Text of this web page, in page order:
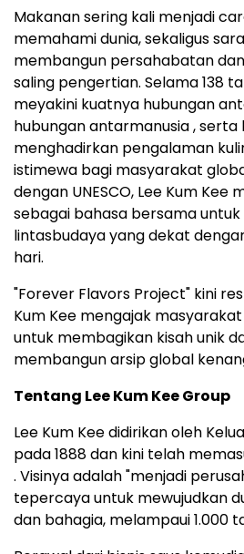
Makanan sering kali menjadi
memahami dunia, sekaligus
membangun persahabatan
saling pengertian. Selama 138
meyakini kuatnya hubungan
hubungan antarmanusia ,
menghadirkan pengalaman
istimewa bagi masyarakat
dengan UNESCO, Lee Kum Kee
sebagai bahasa bersama
lintasbudaya yang dekat
hari.
"Forever Flavors Project" kini
Kum Kee mengajak
untuk membagikan kisah unik
membangun arsip global
Tentang Lee Kum Kee Group
Lee Kum Kee didirikan oleh
pada 1888 dan kini telah
. Visinya adalah "menjadi
tepercaya untuk mewujudkan
dan bahagia, melampaui 1.000